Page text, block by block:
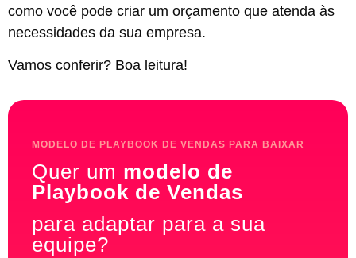
como você pode criar um orçamento que atenda às
necessidades da sua empresa.
Vamos conferir? Boa leitura!
MODELO DE PLAYBOOK DE VENDAS PARA BAIXAR
Quer um modelo de
Playbook de Vendas
para adaptar para a sua
equipe?